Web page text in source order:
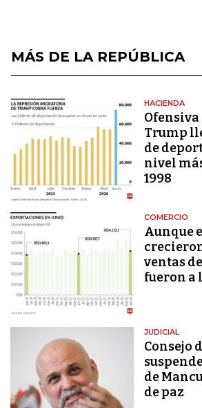
MÁS DE LA REPÚBLICA
HACIENDA
Trump
de
nivel
1998
COMERCIO
Aunque
ventas
fueron a
JUDICIAL
Consejo
de
de paz